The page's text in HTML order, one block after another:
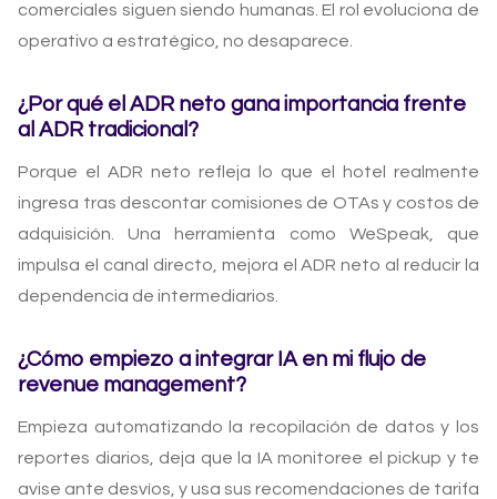
comerciales siguen siendo humanas. El rol evoluciona de
operativo a estratégico, no desaparece.
¿Por qué el ADR neto gana importancia frente
al ADR tradicional?
Porque el ADR neto refleja lo que el hotel realmente
ingresa tras descontar comisiones de OTAs y costos de
adquisición. Una herramienta como WeSpeak, que
impulsa el canal directo, mejora el ADR neto al reducir la
dependencia de intermediarios.
¿Cómo empiezo a integrar IA en mi flujo de
revenue management?
Empieza automatizando la recopilación de datos y los
reportes diarios, deja que la IA monitoree el pickup y te
avise ante desvíos, y usa sus recomendaciones de tarifa